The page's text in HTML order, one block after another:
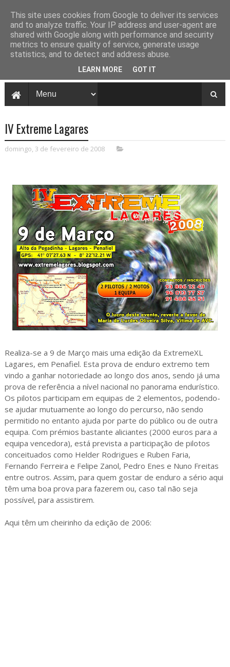
IV Extreme Lagares
domingo, 3 de fevereiro de 2008
Realiza-se a 9 de Março mais uma edição da ExtremeXL
Lagares, em Penafiel. Esta prova de enduro extremo tem
vindo a ganhar notoriedade ao longo dos anos, sendo já uma
prova de referência a nível nacional no panorama endurístico.
Os pilotos participam em equipas de 2 elementos, podendo-
se ajudar mutuamente ao longo do percurso, não sendo
permitido no entanto ajuda por parte do público ou de outra
equipa. Com prémios bastante aliciantes (2000 euros para a
equipa vencedora), está prevista a participação de pilotos
conceituados como Helder Rodrigues e Ruben Faria,
Fernando Ferreira e Felipe Zanol, Pedro Enes e Nuno Freitas
entre outros. Assim, para quem gostar de enduro a sério aqui
têm uma boa prova para fazerem ou, caso tal não seja
possível, para assistirem.
Aqui têm um cheirinho da edição de 2006:
This site uses cookies from Google to deliver its services
and to analyze traffic. Your IP address and user-agent are
shared with Google along with performance and security
metrics to ensure quality of service, generate usage
statistics, and to detect and address abuse.
LEARN MORE GOT IT